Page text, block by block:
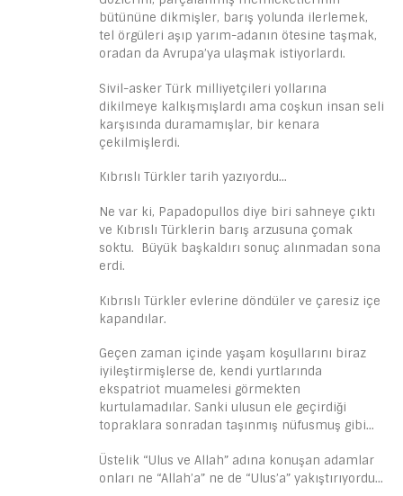
bütününe dikmişler, barış yolunda ilerlemek,
tel örgüleri aşıp yarım-adanın ötesine taşmak,
oradan da Avrupa’ya ulaşmak istiyorlardı.
Sivil-asker Türk milliyetçileri yollarına
dikilmeye kalkışmışlardı ama coşkun insan seli
karşısında duramamışlar, bir kenara
çekilmişlerdi.
Kıbrıslı Türkler tarih yazıyordu…
Ne var ki, Papadopullos diye biri sahneye çıktı
ve Kıbrıslı Türklerin barış arzusuna çomak
soktu. Büyük başkaldırı sonuç alınmadan sona
erdi.
Kıbrıslı Türkler evlerine döndüler ve çaresiz içe
kapandılar.
Geçen zaman içinde yaşam koşullarını biraz
iyileştirmişlerse de, kendi yurtlarında
ekspatriot muamelesi görmekten
kurtulamadılar. Sanki ulusun ele geçirdiği
topraklara sonradan taşınmış nüfusmuş gibi…
Üstelik “Ulus ve Allah” adına konuşan adamlar
onları ne “Allah’a” ne de “Ulus’a” yakıştırıyordu…